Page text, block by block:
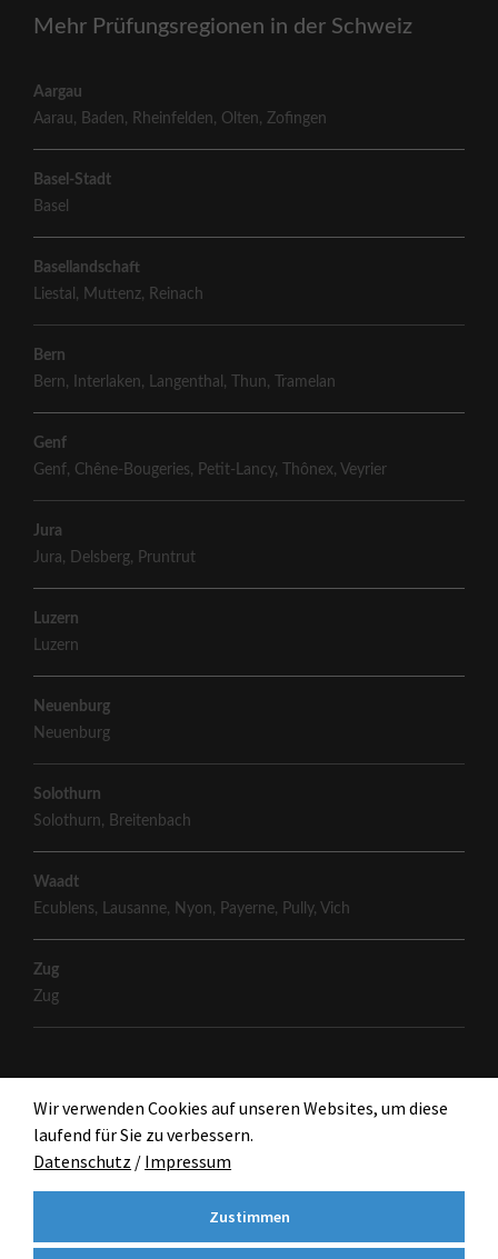
Mehr Prüfungsregionen in der Schweiz
Aargau
Aarau, Baden, Rheinfelden, Olten,Zofingen
Basel-Stadt
Basel
Basellandschaft
Liestal , Muttenz, Reinach
Bern
Bern, Interlaken, Langenthal , Thun, Tramelan
Genf
Genf, Chêne-Bougeries, Petit-Lancy, Thônex, Veyrier
Jura
Jura, Delsberg, Pruntrut
Luzern
Luzern
Neuenburg
Neuenburg
Solothurn
Solothurn, Breitenbach
Waadt
Ecublens, Lausanne, Nyon, Payerne, Pully, Vich
Zug
Zug
Wir verwenden Cookies auf unseren Websites, um diese
laufend für Sie zu verbessern.
Datenschutz / Impressum
Zustimmen